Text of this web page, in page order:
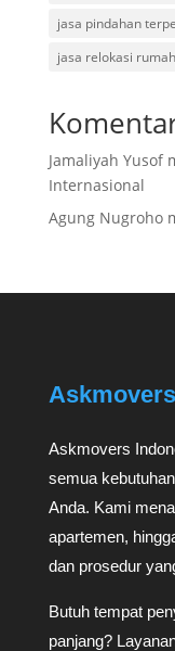
jasa pindahan
jasa relokasi rumah
Jamaliyah Yusof
Internasional
Agung Nugroho
Askmovers
semua
Anda. Kami
apartemen,
dan prosedur
Butuh tempat
panjang?